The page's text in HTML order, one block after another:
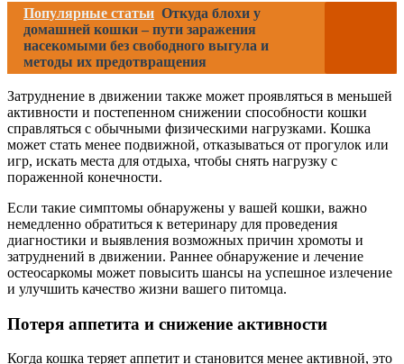
Популярные статьи Откуда блохи у
домашней кошки – пути заражения
насекомыми без свободного выгула и
методы их предотвращения
Затруднение в движении также может проявляться в меньшей
активности и постепенном снижении способности кошки
справляться с обычными физическими нагрузками. Кошка
может стать менее подвижной, отказываться от прогулок или
игр, искать места для отдыха, чтобы снять нагрузку с
пораженной конечности.
Если такие симптомы обнаружены у вашей кошки, важно
немедленно обратиться к ветеринару для проведения
диагностики и выявления возможных причин хромоты и
затруднений в движении. Раннее обнаружение и лечение
остеосаркомы может повысить шансы на успешное излечение
и улучшить качество жизни вашего питомца.
Потеря аппетита и снижение активности
Когда кошка теряет аппетит и становится менее активной, это